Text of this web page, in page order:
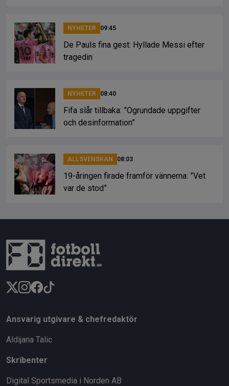
NYHETER 09:45
De Pauls fina gest: Hyllade Messi efter
tragedin
NYHETER 08:40
Fifa slår tillbaka: ”Ogrundade uppgifter
och desinformation”
ALLSVENSKAN 08:03
19-åringen firade framför vännerna: ”Vet
var de stod”
Ansvarig utgivare & chefredaktör
Aldijana Talic
Skribenter
Digital Sportsmedia i Norden AB